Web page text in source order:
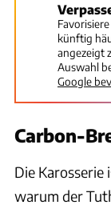
künftig
angezeigt
Auswahl
Google
Carbon-
Die Karosserie
warum der